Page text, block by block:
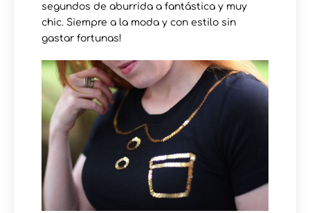
segundos de aburrida a fantástica y muy
chic. Siempre a la moda y con estilo sin
gastar fortunas!